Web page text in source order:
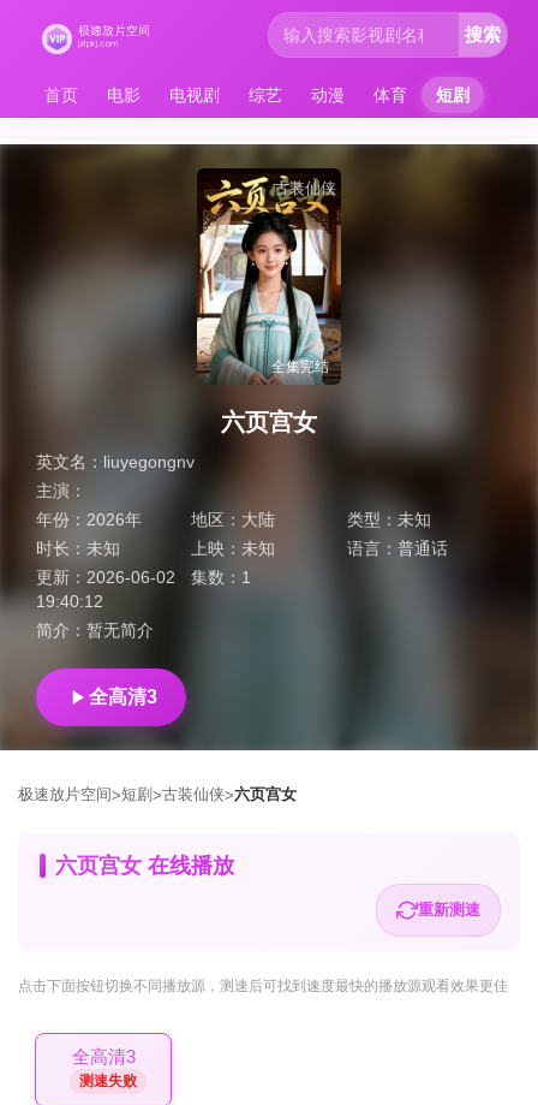
首页 电影 电视剧 综艺 动漫 体育 短剧
搜索
古装仙侠
全集完结
六页宫女
英文名： liuyegongnv
主演：
年份： 2026年 地区： 大陆 类型： 未知
时长： 未知 上映： 未知 语言： 普通话
更新： 2026-06-02
19:40:12
集数： 1
简介： 暂无简介
全高清3
极速放片空间>短剧 >古装仙侠>六页宫女
六页宫女 在线播放
重新测速
点击下面按钮切换不同播放源 ，测速后可找到速度最快的播放源观看效果更佳
全高清3
测速失败